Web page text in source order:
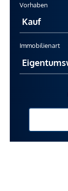
Vorhaben
Immobilienart